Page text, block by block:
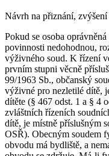
Návrh na přiznání,
Pokud se osoba
povinnosti nedohodnou,
výživného soud. K řízení
prvním stupni věcně
99/1963 Sb., občanský
výživné pro nezletilé dítě,
dítěte (§ 467 odst. 1 a § 4
zvláštních řízeních
dítě, je místně příslušným
OSŘ). Obecným soudem
obvodu má bydliště, a